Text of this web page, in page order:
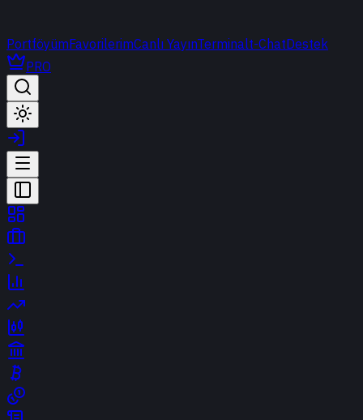
PortföyümFavorilerimCanlı YayınTerminalt-ChatDestek
PRO